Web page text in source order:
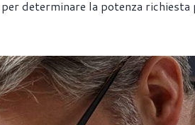
determinare la potenza richiesta